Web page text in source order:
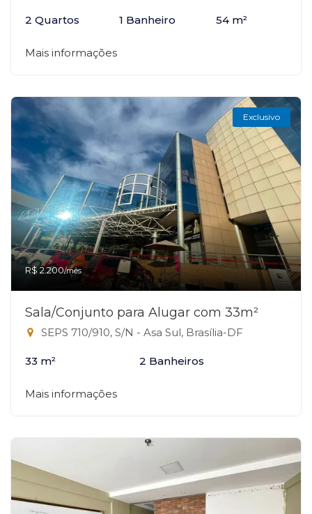
2 Quartos 1 Banheiro 54 m²
Mais informações
Exclusivo
R$ 2.200/mês
Sala/Conjunto para Alugar com 33m²
SEPS 710/910, S/N - Asa Sul, Brasília-DF
33 m² 2 Banheiros
Mais informações